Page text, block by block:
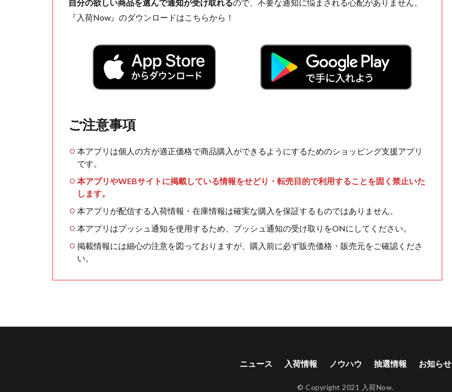
自分の欲しい商品を選んで通知が受け取れるので、不要な通知に悩まされる心配がありません。
『入荷Now』のダウンロードはこちらから！
ご注意事項
本アプリは個人の方が適正価格で商品購入ができるようにするためのショッピング支援アプリ
です。
本アプリやWEBサイトに掲載している情報をせどり・転売目的で利用することを固く禁止いた
します。
本アプリが配信する入荷情報・在庫情報は確実な購入を保証するものではありません。
本アプリはプッシュ通知を使用するため、プッシュ通知の受け取りをONにしてください。
掲載情報には細心の注意を図っておりますが、購入前に必ず販売価格・販売元をご確認くださ
い。
ニュース 入荷情報 ノウハウ 抽選情報 お知らせ
© Copyright 2021 入荷Now.